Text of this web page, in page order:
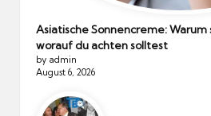
Asiatische Sonnencreme: Warum
worauf du achten solltest
by admin
August 6, 2026